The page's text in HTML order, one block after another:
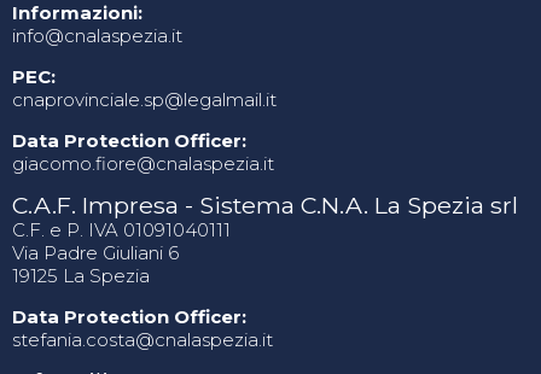
Informazioni:
info@cnalaspezia.it
PEC:
cnaprovinciale.sp@legalmail.it
Data Protection Officer:
giacomo.fiore@cnalaspezia.it
C.A.F. Impresa - Sistema C.N.A. La Spezia srl
C.F. e P. IVA 01091040111
Via Padre Giuliani 6
19125 La Spezia
Data Protection Officer:
stefania.costa@cnalaspezia.it